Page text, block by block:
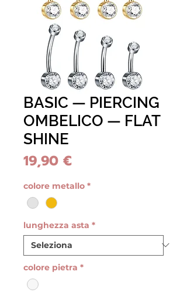
BASIC — PIERCING
OMBELICO — FLAT
SHINE
19,90 €Prezzo
colore metallo *
lunghezza asta *
colore pietra *